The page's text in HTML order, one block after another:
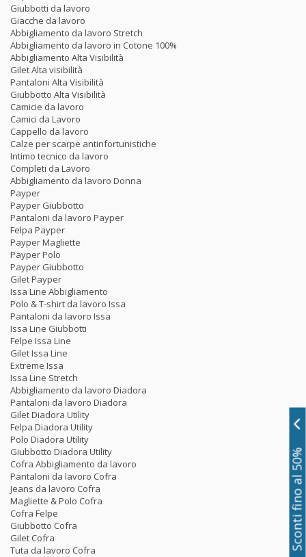
Giubbotti da lavoro
Giacche da lavoro
Abbigliamento da lavoro Stretch
Abbigliamento da lavoro in Cotone 100%
Abbigliamento Alta Visibilità
Gilet Alta visibilità
Pantaloni Alta Visibilità
Giubbotto Alta Visibilità
Camicie da lavoro
Camici da Lavoro
Cappello da lavoro
Calze per scarpe antinfortunistiche
Intimo tecnico da lavoro
Completi da Lavoro
Abbigliamento da lavoro Donna
Payper
Payper Giubbotto
Pantaloni da lavoro Payper
Felpa Payper
Payper Magliette
Payper Polo
Payper Giubbotto
Gilet Payper
Issa Line Abbigliamento
Polo & T-shirt da lavoro Issa
Pantaloni da lavoro Issa
Issa Line Giubbotti
Felpe Issa Line
Gilet Issa Line
Extreme Issa
Issa Line Stretch
Abbigliamento da lavoro Diadora
Pantaloni da lavoro Diadora
Gilet Diadora Utility
Felpa Diadora Utility
Polo Diadora Utility
Giubbotto Diadora Utility
Cofra Abbigliamento da lavoro
Pantaloni da lavoro Cofra
Jeans da lavoro Cofra
Magliette & Polo Cofra
Cofra Felpe
Giubbotto Cofra
Gilet Cofra
Tuta da lavoro Cofra
Sconti fino al 50%